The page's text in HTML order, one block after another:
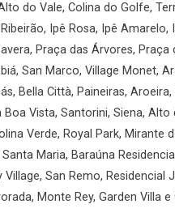
do Vale, Colina do Golfe,
Ipê Rosa, Ipê Amarelo,
Praça das Árvores, Praça
San Marco, Village Monet,
Bella Città, Paineiras, Aroeira,
Vista, Santorini, Siena, Alto
Verde, Royal Park, Mirante
Maria, Baraúna
San Remo, Residencial
Monte Rey, Garden Villa e